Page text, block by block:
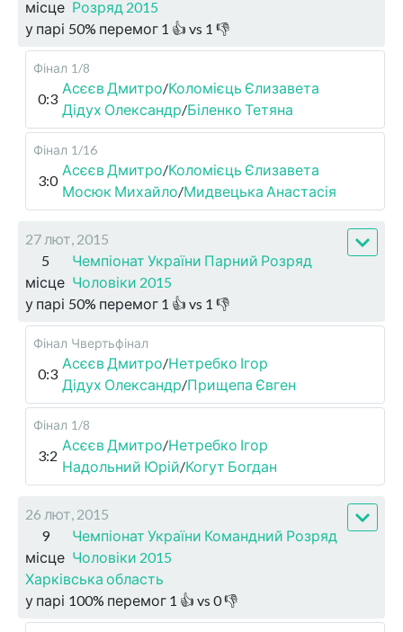
місце Розряд 2015
у парі 50% перемог 1 👍 vs 1 👎
Фінал 1/8
0:3
Асєєв Дмитро/Коломієць Єлизавета
Дідух Олександр/Біленко Тетяна
Фінал 1/16
3:0
Асєєв Дмитро/Коломієць Єлизавета
Мосюк Михайло/Мидвецька Анастасія
27 лют, 2015
5
місце
Чемпіонат України Парний Розряд
Чоловіки 2015
у парі 50% перемог 1 👍 vs 1 👎
Фінал Чвертьфінал
0:3
Асєєв Дмитро/Нетребко Ігор
Дідух Олександр/Прищепа Євген
Фінал 1/8
3:2
Асєєв Дмитро/Нетребко Ігор
Надольний Юрій/Когут Богдан
26 лют, 2015
9
місце
Чемпіонат України Командний Розряд
Чоловіки 2015
Харківська область
у парі 100% перемог 1 👍 vs 0👎